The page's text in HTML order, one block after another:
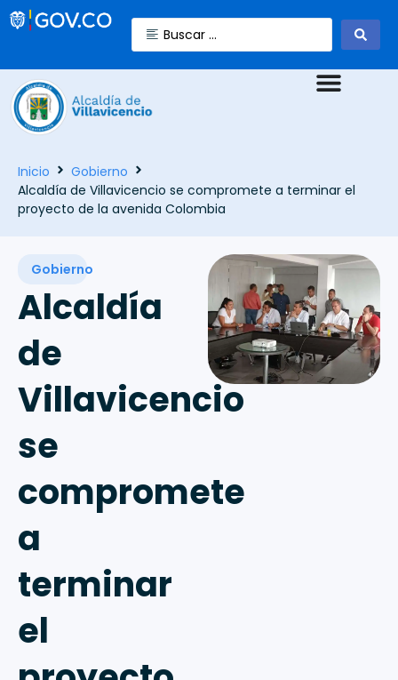
Inicio
Gobierno
Alcaldía de Villavicencio se compromete a terminar el
proyecto de la avenida Colombia
Gobierno
Alcaldía
de
Villavicencio
se
compromete
a
terminar
el